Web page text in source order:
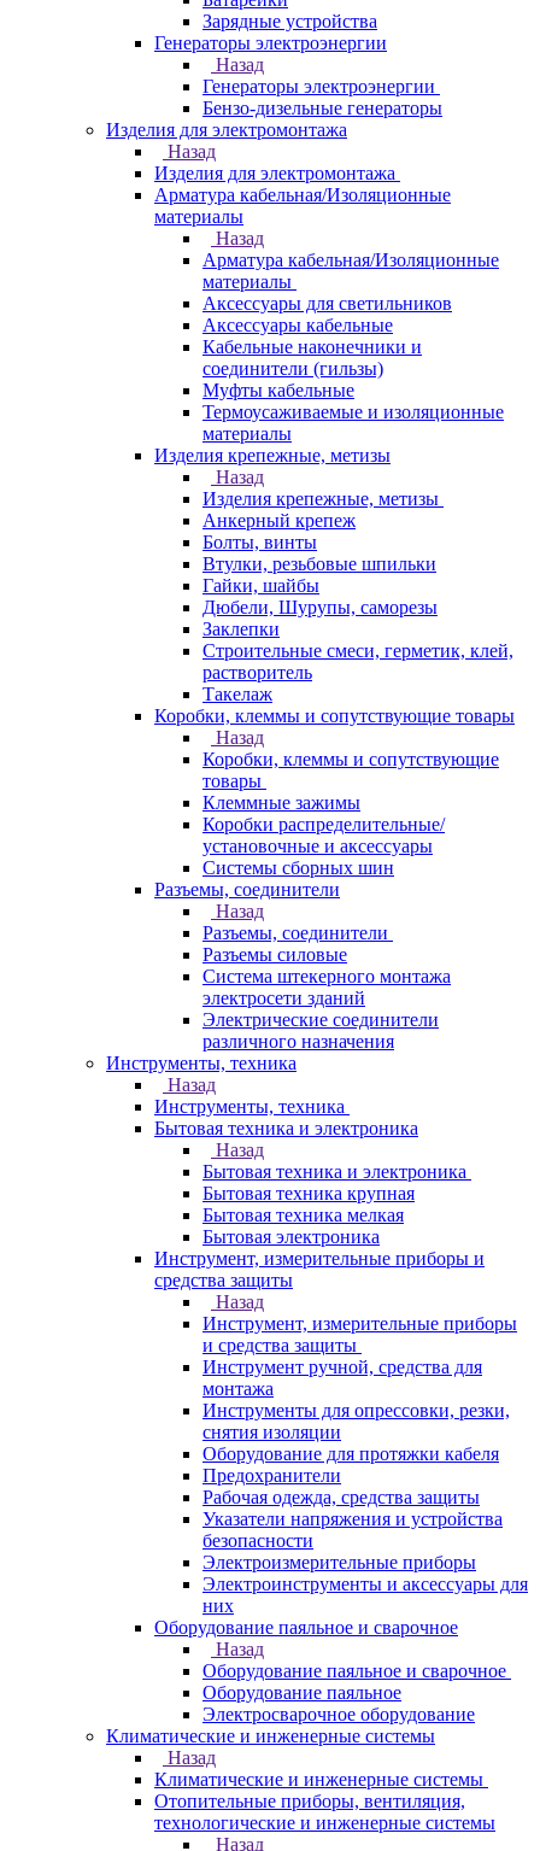
Зарядные устройства
Генераторы электроэнергии
Назад
Генераторы электроэнергии
Бензо-дизельные генераторы
Изделия для электромонтажа
Назад
Изделия для электромонтажа
Арматура кабельная/Изоляционные
материалы
Назад
Арматура кабельная/Изоляционные
материалы
Аксессуары для светильников
Аксессуары кабельные
Кабельные наконечники и
соединители (гильзы)
Муфты кабельные
Термоусаживаемые и изоляционные
материалы
Изделия крепежные, метизы
Назад
Изделия крепежные, метизы
Анкерный крепеж
Болты, винты
Втулки, резьбовые шпильки
Гайки, шайбы
Дюбели, Шурупы, саморезы
Заклепки
Строительные смеси, герметик, клей,
растворитель
Такелаж
Коробки, клеммы и сопутствующие товары
Назад
Коробки, клеммы и сопутствующие
товары
Клеммные зажимы
Коробки распределительные/
установочные и аксессуары
Системы сборных шин
Разъемы, соединители
Назад
Разъемы, соединители
Разъемы силовые
Система штекерного монтажа
электросети зданий
Электрические соединители
различного назначения
Инструменты, техника
Назад
Инструменты, техника
Бытовая техника и электроника
Назад
Бытовая техника и электроника
Бытовая техника крупная
Бытовая техника мелкая
Бытовая электроника
Инструмент, измерительные приборы и
средства защиты
Назад
Инструмент, измерительные приборы
и средства защиты
Инструмент ручной, средства для
монтажа
Инструменты для опрессовки, резки,
снятия изоляции
Оборудование для протяжки кабеля
Предохранители
Рабочая одежда, средства защиты
Указатели напряжения и устройства
безопасности
Электроизмерительные приборы
Электроинструменты и аксессуары для
них
Оборудование паяльное и сварочное
Назад
Оборудование паяльное и сварочное
Оборудование паяльное
Электросварочное оборудование
Климатические и инженерные системы
Назад
Климатические и инженерные системы
Отопительные приборы, вентиляция,
технологические и инженерные системы
Назад